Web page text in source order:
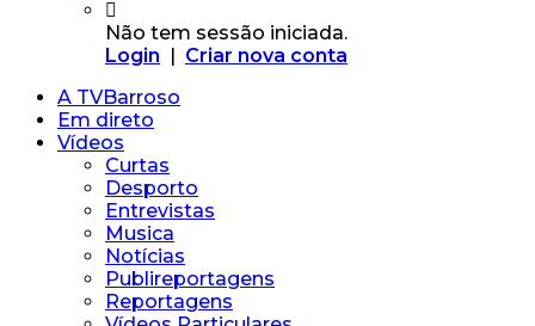
Não tem sessão iniciada.
Login | Criar nova conta
A TVBarroso
Em direto
Vídeos
Curtas
Desporto
Entrevistas
Musica
Notícias
Publireportagens
Reportagens